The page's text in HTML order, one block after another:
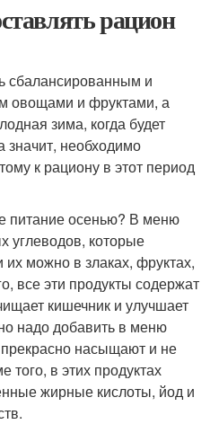
рацион
сбалансированным и
овощами и фруктами, а
зима, когда будет
значит, необходимо
к рациону в этот период
питание осенью? В меню
углеводов, которые
можно в злаках, фруктах,
все эти продукты содержат
кишечник и улучшает
надо добавить в меню
насыщают и не
того, в этих продуктах
жирные кислоты, йод и